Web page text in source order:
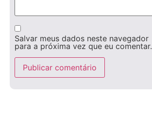
Salvar meus dados neste navegador
para a próxima vez que eu comentar.